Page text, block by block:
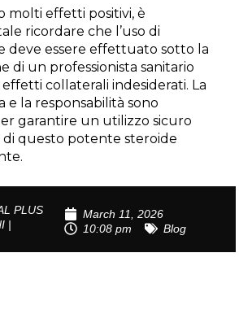
molti effetti positivi, è
ricordare che l’uso di
deve essere effettuato sotto la
di un professionista sanitario
collaterali indesiderati. La
e la responsabilità sono
garantire un utilizzo sicuro
di questo potente steroide
PLUS
|
March 11, 2026
10:08 pm
Blog